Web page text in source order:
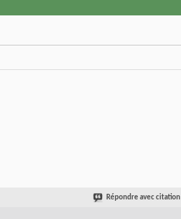
Répondre avec citation